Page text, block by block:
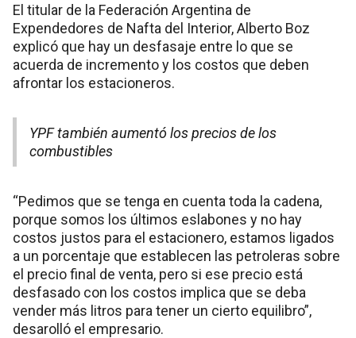
El titular de la Federación Argentina de
Expendedores de Nafta del Interior, Alberto Boz
explicó que hay un desfasaje entre lo que se
acuerda de incremento y los costos que deben
afrontar los estacioneros.
YPF también aumentó los precios de los
combustibles
“Pedimos que se tenga en cuenta toda la cadena,
porque somos los últimos eslabones y no hay
costos justos para el estacionero, estamos ligados
a un porcentaje que establecen las petroleras sobre
el precio final de venta, pero si ese precio está
desfasado con los costos implica que se deba
vender más litros para tener un cierto equilibro”,
desarolló el empresario.